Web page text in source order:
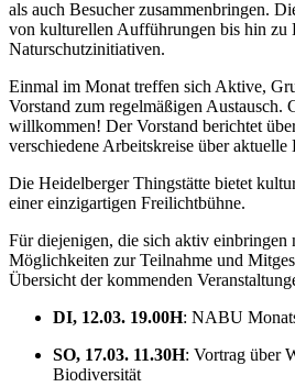
als auch Besucher zusammenbringen.
von kulturellen Aufführungen bis hin zu
Naturschutzinitiativen.
Einmal im Monat treffen sich Aktive,
Vorstand zum regelmäßigen Austausch.
willkommen! Der Vorstand berichtet
verschiedene Arbeitskreise über aktuelle
Die Heidelberger Thingstätte bietet
einer einzigartigen Freilichtbühne.
Für diejenigen, die sich aktiv einbringen
Möglichkeiten zur Teilnahme und
Übersicht der kommenden
DI, 12.03. 19.00H: NABU
SO, 17.03. 11.30H: Vortrag über
Biodiversität